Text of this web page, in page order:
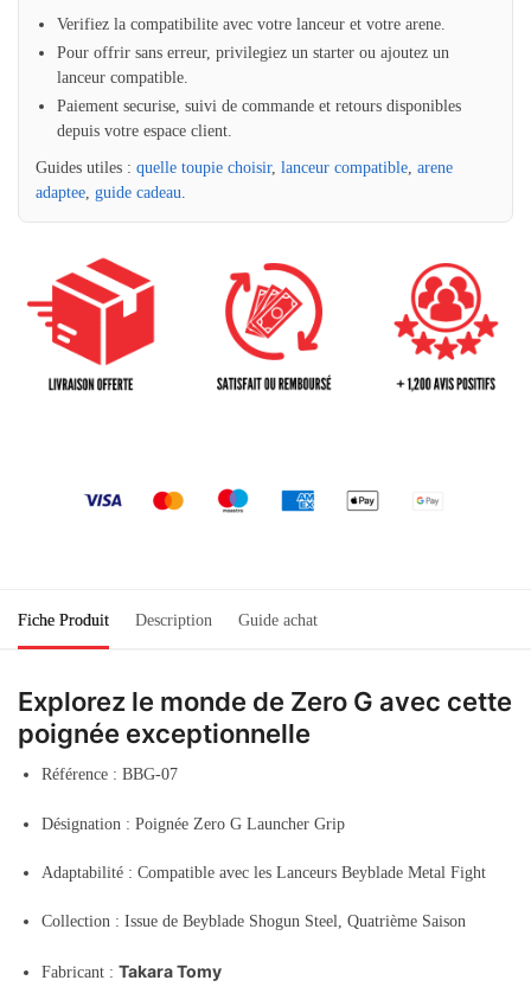
Verifiez la compatibilite avec votre lanceur et votre arene.
Pour offrir sans erreur, privilegiez un starter ou ajoutez un
lanceur compatible.
Paiement securise, suivi de commande et retours disponibles
depuis votre espace client.
Guides utiles : quelle toupie choisir, lanceur compatible arene
adaptee guide cadeau
Fiche Produit Description Guide achat
Explorez le monde de Zero G avec cette
poignée exceptionnelle
Référence : BBG-07
Désignation : Poignée Zero G Launcher Grip
Adaptabilité : Compatible avec les Lanceurs Beyblade Metal Fight
Collection : Issue de Beyblade Shogun Steel, Quatrième Saison
Fabricant : Takara Tomy